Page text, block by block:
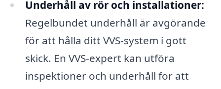
Underhåll av rör och installationer:
Regelbundet underhåll är avgörande
för att hålla ditt VVS-system i gott
skick. En VVS-expert kan utföra
inspektioner och underhåll för att